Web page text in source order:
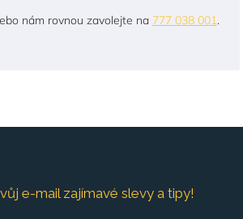
nám rovnou zavolejte na 777 038 001.
e-mail zajímavé slevy a tipy!